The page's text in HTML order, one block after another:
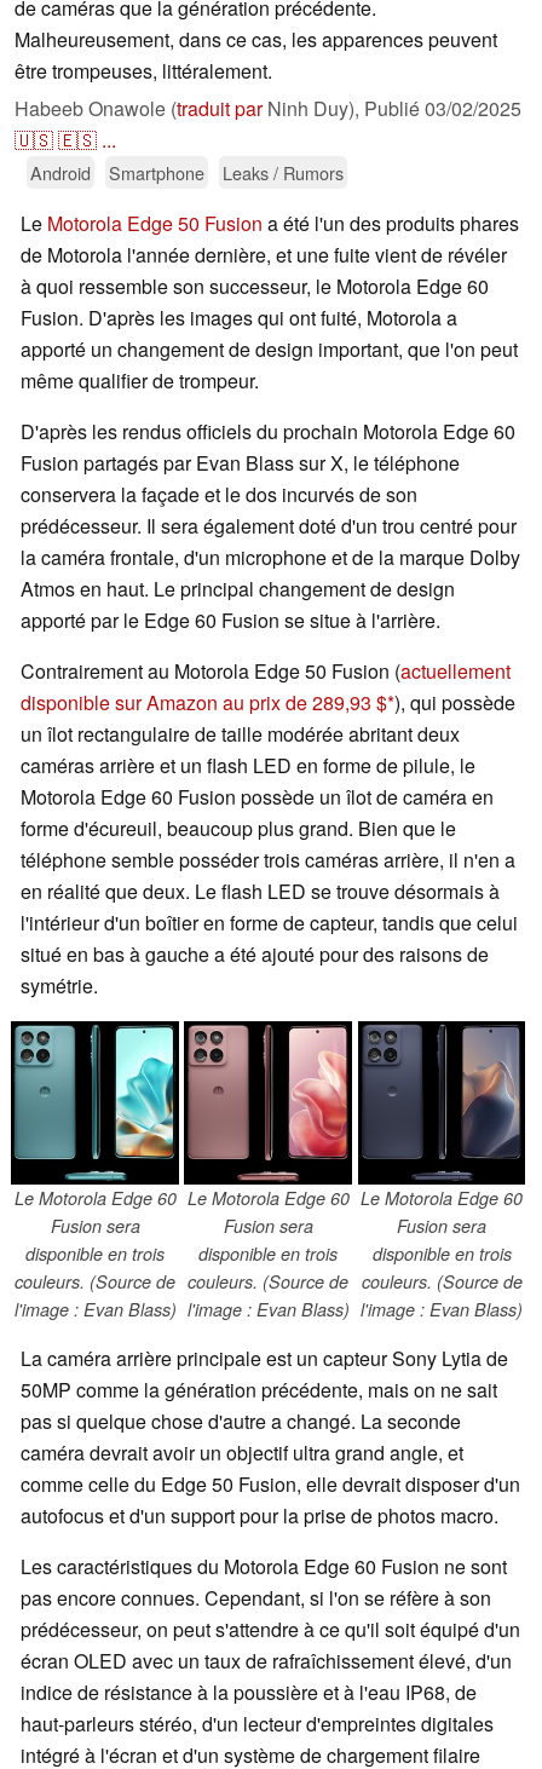
de caméras que la génération précédente.
Malheureusement, dans ce cas, les apparences peuvent
être trompeuses, littéralement.
Habeeb Onawole (traduit parNinh Duy), Publié03/02/2025
🇺🇸🇪🇸 ...
Android Smartphone Leaks / Rumors
Le Motorola Edge 50 Fusion a été l'un des produits phares
de Motorola l'année dernière, et une fuite vient de révéler
à quoi ressemble son successeur, le Motorola Edge 60
Fusion. D'après les images qui ont fuité, Motorola a
apporté un changement de design important, que l'on peut
même qualifier de trompeur.
D'après les rendus officiels du prochain Motorola Edge 60
Fusion partagés par Evan Blass sur X, le téléphone
conservera la façade et le dos incurvés de son
prédécesseur. Il sera également doté d'un trou centré pour
la caméra frontale, d'un microphone et de la marque Dolby
Atmos en haut. Le principal changement de design
apporté par le Edge 60 Fusion se situe à l'arrière.
Contrairement au Motorola Edge 50 Fusion (actuellement
disponible sur Amazon au prix de 289,93 $ ), qui possède
un îlot rectangulaire de taille modérée abritant deux
caméras arrière et un flash LED en forme de pilule, le
Motorola Edge 60 Fusion possède un îlot de caméra en
forme d'écureuil, beaucoup plus grand. Bien que le
téléphone semble posséder trois caméras arrière, il n'en a
en réalité que deux. Le flash LED se trouve désormais à
l'intérieur d'un boîtier en forme de capteur, tandis que celui
situé en bas à gauche a été ajouté pour des raisons de
symétrie.
Le Motorola Edge 60
Fusion sera
disponible en trois
couleurs. (Source de
l'image : Evan Blass)
Le Motorola Edge 60
Fusion sera
disponible en trois
couleurs. (Source de
l'image : Evan Blass)
Le Motorola Edge 60
Fusion sera
disponible en trois
couleurs. (Source de
l'image : Evan Blass)
La caméra arrière principale est un capteur Sony Lytia de
50MP comme la génération précédente, mais on ne sait
pas si quelque chose d'autre a changé. La seconde
caméra devrait avoir un objectif ultra grand angle, et
comme celle du Edge 50 Fusion, elle devrait disposer d'un
autofocus et d'un support pour la prise de photos macro.
Les caractéristiques du Motorola Edge 60 Fusion ne sont
pas encore connues. Cependant, si l'on se réfère à son
prédécesseur, on peut s'attendre à ce qu'il soit équipé d'un
écran OLED avec un taux de rafraîchissement élevé, d'un
indice de résistance à la poussière et à l'eau IP68, de
haut-parleurs stéréo, d'un lecteur d'empreintes digitales
intégré à l'écran et d'un système de chargement filaire